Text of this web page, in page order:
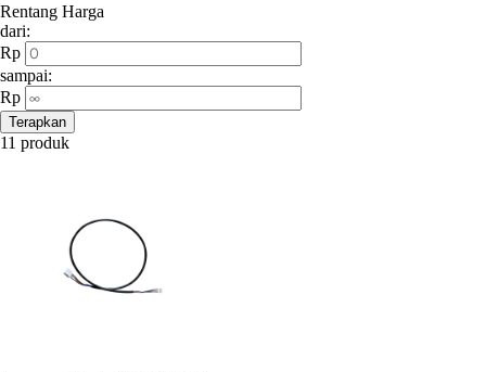
Rentang Harga
dari:
Rp
sampai:
Rp
Terapkan
11 produk